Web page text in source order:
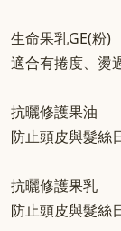
生命果乳GE(粉)
適合有捲度、燙
抗曬修護果油
防止頭皮與髮絲
抗曬修護果乳
防止頭皮與髮絲